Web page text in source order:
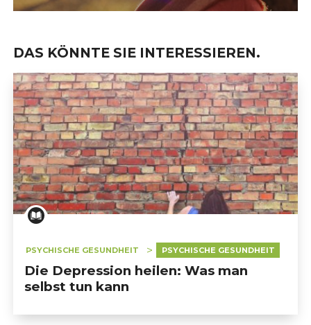
DAS KÖNNTE SIE INTERESSIEREN.
PSYCHISCHE GESUNDHEIT PSYCHISCHE GESUNDHEIT
Die Depression heilen: Was man
selbst tun kann